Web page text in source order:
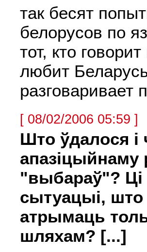
так бесят
белорусов по
тот, кто
любит
разговаривает
[ 08/02/2006 05:59 ]
Што ўдалося i
апазiцыйнаму
"выбараў"? Ці
сытуацыі,
атрымаць
шляхам? [...]